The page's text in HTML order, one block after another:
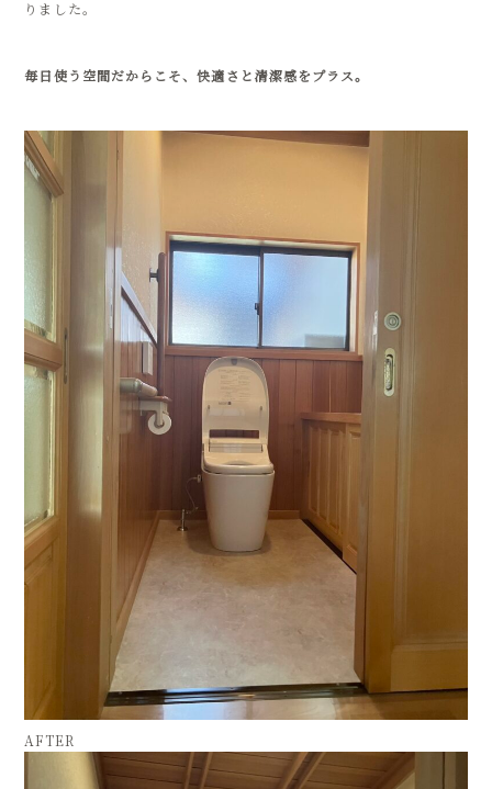
りました。
毎日使う空間だからこそ、快適さと清潔感をプラス。
AFTER